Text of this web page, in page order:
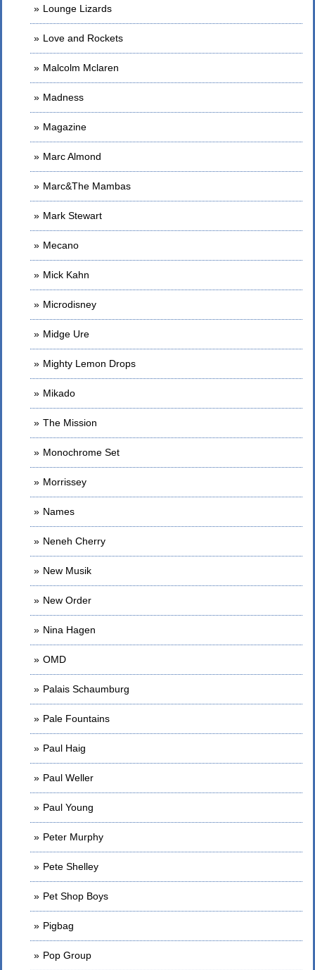
Lounge Lizards
Love and Rockets
Malcolm Mclaren
Madness
Magazine
Marc Almond
Marc&The Mambas
Mark Stewart
Mecano
Mick Kahn
Microdisney
Midge Ure
Mighty Lemon Drops
Mikado
The Mission
Monochrome Set
Morrissey
Names
Neneh Cherry
New Musik
New Order
Nina Hagen
OMD
Palais Schaumburg
Pale Fountains
Paul Haig
Paul Weller
Paul Young
Peter Murphy
Pete Shelley
Pet Shop Boys
Pigbag
Pop Group